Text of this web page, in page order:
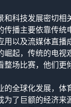
科技发展密切
播主要依靠传
以及流媒体直播
起，传统的电
场比赛，他们
全球化发展，
了巨额的经济